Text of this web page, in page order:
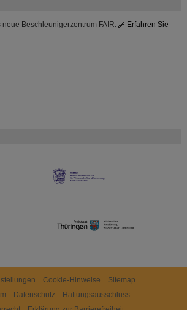
neue Beschleunigerzentrum FAIR.
Erfahren Sie
Cookie-Hinweise
Sitemap
Datenschutz
Haftungsausschluss